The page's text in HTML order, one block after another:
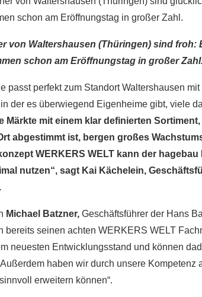
von Waltershausen (Thüringen) sind froh:
schon am Eröffnungstag in großer
passt perfekt zum Standort Waltershausen
der es überwiegend Eigenheime gibt, viele
Märkte mit einem klar definierten
abgestimmt ist, bergen großes
WERKERS WELT kann der
nutzen“, sagt Kai Kächelein,
Michael Batzner, Geschäftsführer der Hans
bereits seinen achten WERKERS WELT
neuesten Entwicklungsstand und können
haben wir durch unsere Kompetenz
erweitern können“.